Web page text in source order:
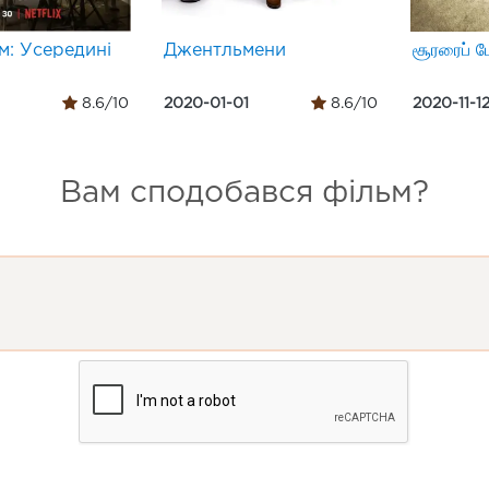
Усередині
8.6/10
Джентльмени
2020-01-01 8.6/10
சூரரைப்
2020-11-12
Вам сподобався фільм?